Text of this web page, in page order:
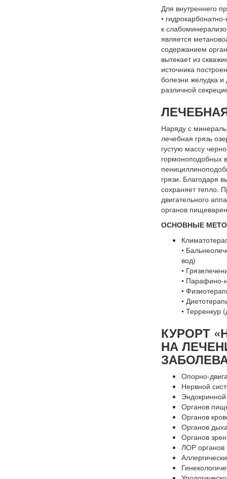
Для внутреннего
•
к
является
содержанием
вытекает из
источника
болезни желудка и
различной
Наряду с
лечебная грязь
густую массу
гормоноподобных
грязи. Благодаря
сохраняет тепло.
двигательного
органов
ОСНОВНЫЕ
•
вод)
•
• Парафино-
•
•
• Терренкур
КУРОРТ
НА
Опорно-
Нервной
Органов
Органов
Органов
Органов
ЛОР органов